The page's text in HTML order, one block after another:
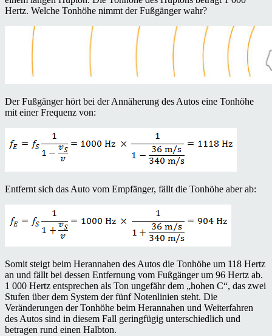
Hertz. Welche Tonhöhe nimmt der Fußgänger wahr?
Der Fußgänger hört bei der Annäherung des Autos eine Tonhöhe
mit einer Frequenz von:
Entfernt sich das Auto vom Empfänger, fällt die Tonhöhe aber ab:
Somit steigt beim Herannahen des Autos die Tonhöhe um 118 Hertz
an und fällt bei dessen Entfernung vom Fußgänger um 96 Hertz ab.
1 000 Hertz entsprechen als Ton ungefähr dem „hohen C“, das zwei
Stufen über dem System der fünf Notenlinien steht. Die
Veränderungen der Tonhöhe beim Herannahen und Weiterfahren
des Autos sind in diesem Fall geringfügig unterschiedlich und
betragen rund einen Halbton.